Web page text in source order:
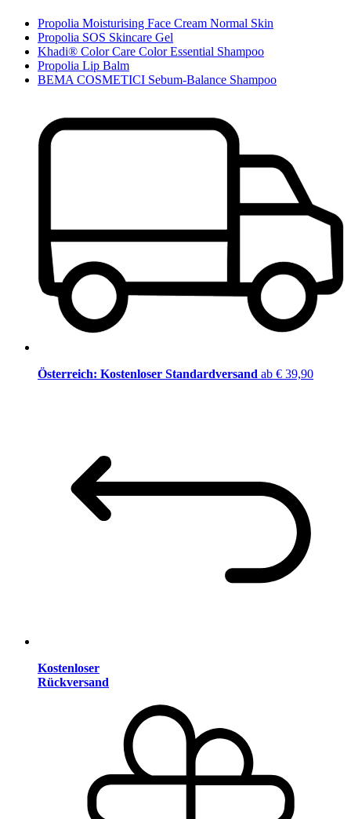
Propolia Moisturising Face Cream Normal Skin
Propolia SOS Skincare Gel
Khadi® Color Care Color Essential Shampoo
Propolia Lip Balm
BEMA COSMETICI Sebum-Balance Shampoo
Österreich: Kostenloser Standardversand ab € 39,90
Kostenloser
Rückversand